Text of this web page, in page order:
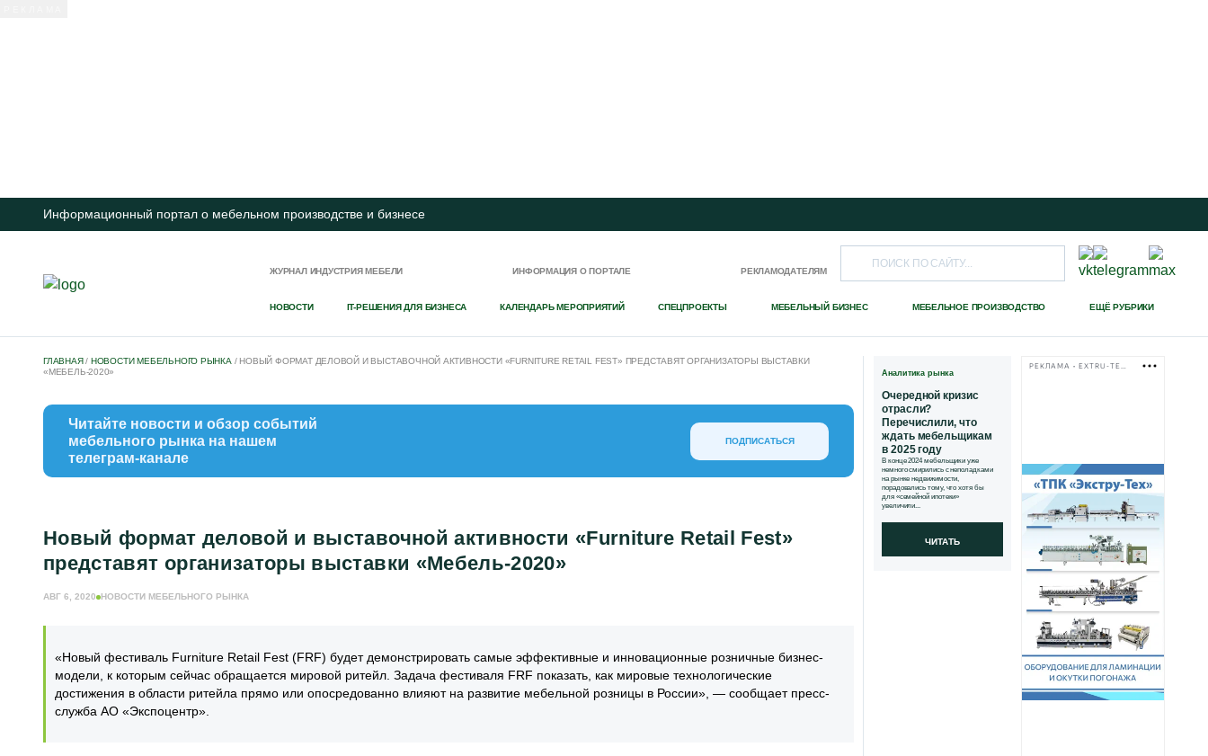
Информационный портал о мебельном производстве и бизнесе
ЖУРНАЛ ИНДУСТРИЯ МЕБЕЛИ ИНФОРМАЦИЯ О ПОРТАЛЕ РЕКЛАМОДАТЕЛЯМ
НОВОСТИ IT-РЕШЕНИЯ ДЛЯ БИЗНЕСА КАЛЕНДАРЬ МЕРОПРИЯТИЙ СПЕЦПРОЕКТЫ МЕБЕЛЬНЫЙ БИЗНЕС МЕБЕЛЬНОЕ ПРОИЗВОДСТВО ЕЩЁ РУБРИКИ
ГЛАВНАЯ/ НОВОСТИ МЕБЕЛЬНОГО РЫНКА / НОВЫЙ ФОРМАТ ДЕЛОВОЙ И ВЫСТАВОЧНОЙ АКТИВНОСТИ «FURNITURE RETAIL FEST» ПРЕДСТАВЯТ ОРГАНИЗАТОРЫ ВЫСТАВКИ
«МЕБЕЛЬ-2020»
Читайте новости и обзор событий
мебельного рынка на нашем
телеграм-канале
ПОДПИСАТЬСЯ
Новый формат деловой и выставочной активности «Furniture Retail Fest»
представят организаторы выставки «Мебель-2020»
АВГ 6, 2020 НОВОСТИ МЕБЕЛЬНОГО РЫНКА
«Новый фестиваль Furniture Retail Fest (FRF) будет демонстрировать самые эффективные и инновационные розничные бизнес-
модели, к которым сейчас обращается мировой ритейл. Задача фестиваля FRF показать, как мировые технологические
достижения в области ритейла прямо или опосредованно влияют на развитие мебельной розницы в России», — сообщает пресс-
служба АО «Экспоцентр».
Аналитика рынка
Очередной кризис
отрасли?
Перечислили, что
ждать мебельщикам
в 2025 году
В конце 2024 мебельщики уже
немного смирились с неполадками
на рынке недвижимости,
порадовались тому, что хотя бы
для «семейной ипотеки»
увеличили...
ЧИТАТЬ